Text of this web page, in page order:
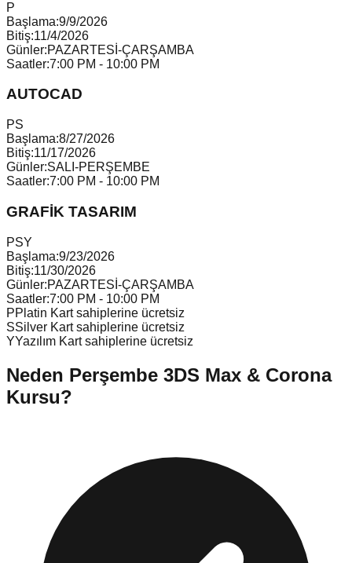
P
Başlama:9/9/2026
Bitiş:11/4/2026
Günler:PAZARTESİ-ÇARŞAMBA
Saatler:7:00 PM - 10:00 PM
AUTOCAD
PS
Başlama:8/27/2026
Bitiş:11/17/2026
Günler:SALI-PERŞEMBE
Saatler:7:00 PM - 10:00 PM
GRAFİK TASARIM
PSY
Başlama:9/23/2026
Bitiş:11/30/2026
Günler:PAZARTESİ-ÇARŞAMBA
Saatler:7:00 PM - 10:00 PM
PPlatin Kart sahiplerine ücretsiz
SSilver Kart sahiplerine ücretsiz
YYazılım Kart sahiplerine ücretsiz
Neden Perşembe 3DS Max & Corona
Kursu?